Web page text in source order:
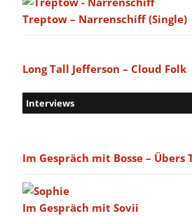
Treptow – Narrenschiff (Single)
Long Tall Jefferson – Cloud Folk
Interviews
Im Gespräch mit Bosse – Übers
Im Gespräch mit Sovii